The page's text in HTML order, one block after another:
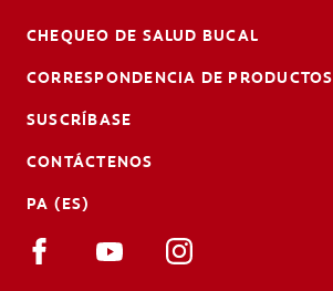
CHEQUEO DE SALUD BUCAL
CORRESPONDENCIA DE PRODUCTOS
SUSCRÍBASE
CONTÁCTENOS
PA (ES)